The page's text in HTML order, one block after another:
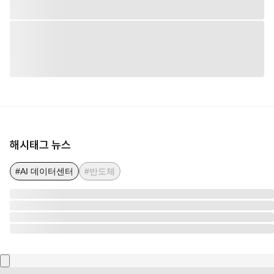
해시태그 뉴스
#AI 데이터센터 #반도체